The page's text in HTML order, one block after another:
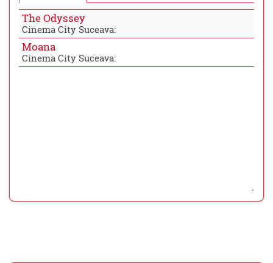
The Odyssey
Cinema City Suceava:
Moana
Cinema City Suceava: